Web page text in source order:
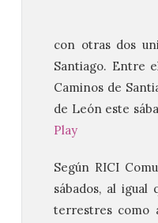
con otras dos
Santiago. Entre
Caminos de
de León este
Play
Según RICI
sábados, al
terrestres como